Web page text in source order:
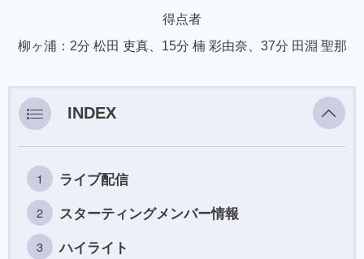
得点者
柳ヶ浦：2分 松田 吏真、15分 楠 彩由奈、37分 田淵 聖那
INDEX
ライブ配信
スターティングメンバー情報
ハイライト